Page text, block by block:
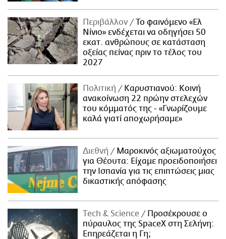
Περιβάλλον
Το φαινόμενο «Ελ
Νίνιο» ενδέχεται να οδηγήσει 50
εκατ. ανθρώπους σε κατάσταση
οξείας πείνας πριν το τέλος του
2027
Πολιτική
Καρυστιανού: Κοινή
ανακοίνωση 22 πρώην στελεχών
του κόμματός της - «Γνωρίζουμε
καλά γιατί αποχωρήσαμε»
Διεθνή
Μαροκινός αξιωματούχος
για Θέουτα: Είχαμε προειδοποιήσει
την Ισπανία για τις επιπτώσεις μιας
δικαστικής απόφασης
Τech & Science
Προσέκρουσε ο
πύραυλος της SpaceX στη Σελήνη:
Επηρεάζεται η Γη;